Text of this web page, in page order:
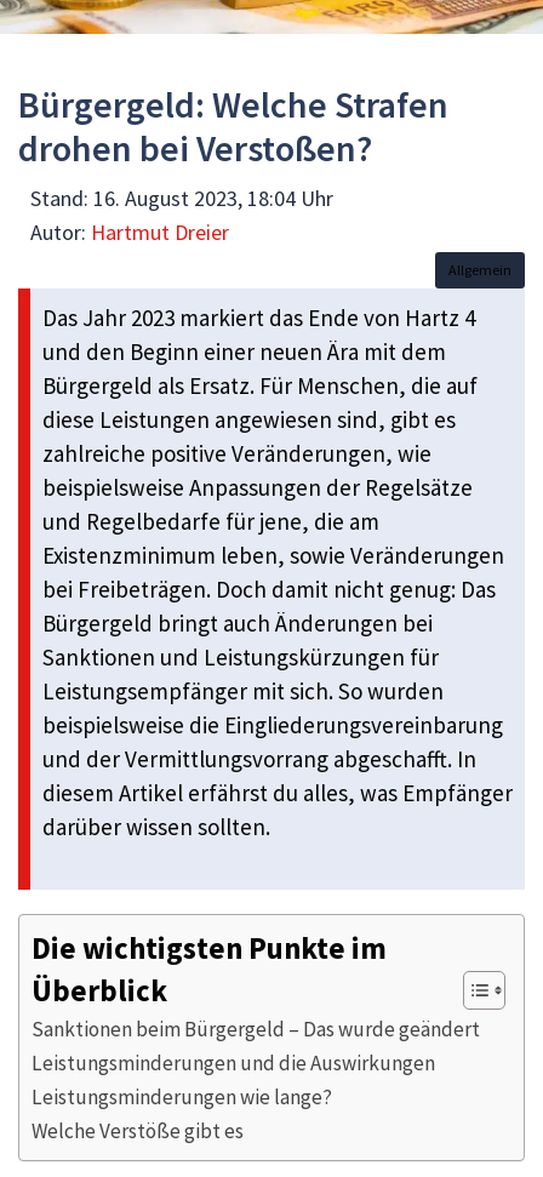
Bürgergeld: Welche Strafen
drohen bei Verstoßen?
Stand: 16. August 2023, 18:04 Uhr
Autor: Hartmut Dreier
Allgemein
Das Jahr 2023 markiert das Ende von Hartz 4
und den Beginn einer neuen Ära mit dem
Bürgergeld als Ersatz. Für Menschen, die auf
diese Leistungen angewiesen sind, gibt es
zahlreiche positive Veränderungen, wie
beispielsweise Anpassungen der Regelsätze
und Regelbedarfe für jene, die am
Existenzminimum leben, sowie Veränderungen
bei Freibeträgen. Doch damit nicht genug: Das
Bürgergeld bringt auch Änderungen bei
Sanktionen und Leistungskürzungen für
Leistungsempfänger mit sich. So wurden
beispielsweise die Eingliederungsvereinbarung
und der Vermittlungsvorrang abgeschafft. In
diesem Artikel erfährst du alles, was Empfänger
darüber wissen sollten.
Die wichtigsten Punkte im
Überblick
Sanktionen beim Bürgergeld – Das wurde geändert
Leistungsminderungen und die Auswirkungen
Leistungsminderungen wie lange?
Welche Verstöße gibt es